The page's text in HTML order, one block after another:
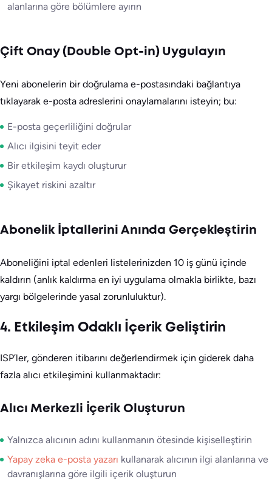
alanlarına göre bölümlere ayırın
Çift Onay (Double Opt-in) Uygulayın
Yeni abonelerin bir doğrulama e-postasındaki bağlantıya
tıklayarak e-posta adreslerini onaylamalarını isteyin; bu:
E-posta geçerliliğini doğrular
Alıcı ilgisini teyit eder
Bir etkileşim kaydı oluşturur
Şikayet riskini azaltır
Abonelik İptallerini Anında Gerçekleştirin
Aboneliğini iptal edenleri listelerinizden 10 iş günü içinde
kaldırın (anlık kaldırma en iyi uygulama olmakla birlikte, bazı
yargı bölgelerinde yasal zorunluluktur).
4. Etkileşim Odaklı İçerik Geliştirin
ISP’ler, gönderen itibarını değerlendirmek için giderek daha
fazla alıcı etkileşimini kullanmaktadır:
Alıcı Merkezli İçerik Oluşturun
Yalnızca alıcının adını kullanmanın ötesinde kişiselleştirin
Yapay zeka e-posta yazarı kullanarak alıcının ilgi alanlarına ve
davranışlarına göre ilgili içerik oluşturun